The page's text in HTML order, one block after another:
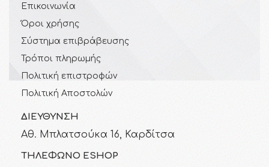
Επικοινωνία
Όροι χρήσης
Σύστημα επιβράβευσης
Τρόποι πληρωμής
Πολιτική επιστροφών
Πολιτική Αποστολών
ΔΙΕΎΘΥΝΣΗ
Αθ. Μπλατσούκα 16, Καρδίτσα
ΤΗΛΈΦΩΝΟ ESHOP